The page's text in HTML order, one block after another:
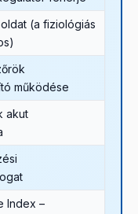
(a fiziológiás
működése
akut
Index –